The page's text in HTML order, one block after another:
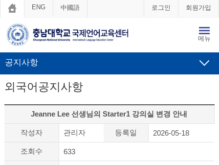
ENG 中國語 로그인 회원가입
메뉴
공지사항
외국어공지사항
Jeanne Lee 선생님의 Starter1 강의실 변경 안내
작성자 관리자 등록일 2026-05-18
조회수 633